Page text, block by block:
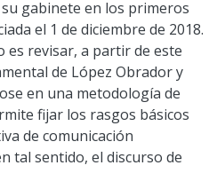
gabinete en los primeros
el 1 de diciembre de 2018.
es revisar, a partir de este
de López Obrador y
en una metodología de
fijar los rasgos básicos
de comunicación
tal sentido, el discurso de